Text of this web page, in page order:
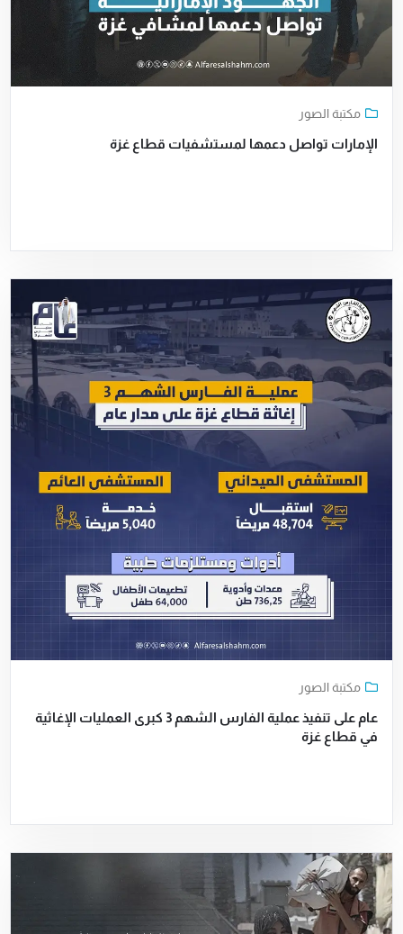
مكتبة الصور
الإمارات تواصل دعمها لمستشفيات قطاع غزة
مكتبة الصور
عام على تنفيذ عملية الفارس الشهم 3 كبرى العمليات الإغاثية
في قطاع غزة